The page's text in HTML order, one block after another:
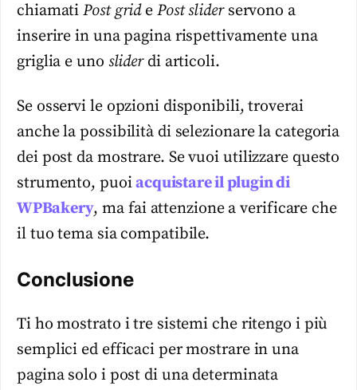
chiamatiPost grid e Post sliderservono a
inserire in una pagina rispettivamente una
griglia e uno sliderdi articoli.
Se osservi le opzioni disponibili, troverai
anche la possibilità di selezionare la categoria
dei post da mostrare. Se vuoi utilizzare questo
strumento, puoiacquistare il plugin di
WPBakery, ma fai attenzione a verificare che
il tuo tema sia compatibile.
Conclusione
Ti ho mostrato i tre sistemi che ritengo i più
semplici ed efficaci per mostrare in una
pagina solo i post di una determinata